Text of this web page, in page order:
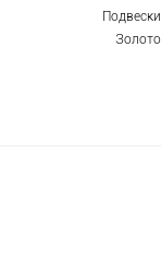
Подвески
Золото